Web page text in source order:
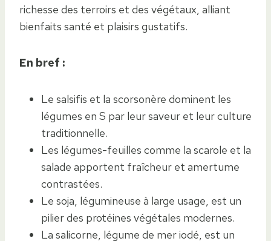
richesse des terroirs et des végétaux, alliant
bienfaits santé et plaisirs gustatifs.
En bref :
Le salsifis et la scorsonère dominent les
légumes en S par leur saveur et leur culture
traditionnelle.
Les légumes-feuilles comme la scarole et la
salade apportent fraîcheur et amertume
contrastées.
Le soja, légumineuse à large usage, est un
pilier des protéines végétales modernes.
La salicorne, légume de mer iodé, est un